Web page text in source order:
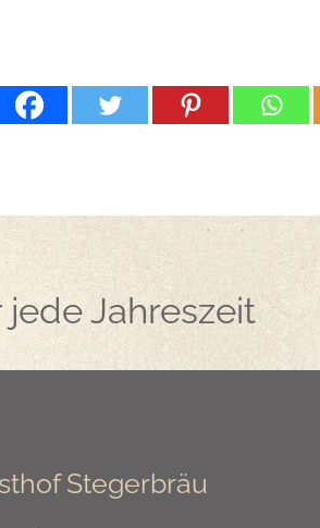
Jahreszeit
Stegerbräu